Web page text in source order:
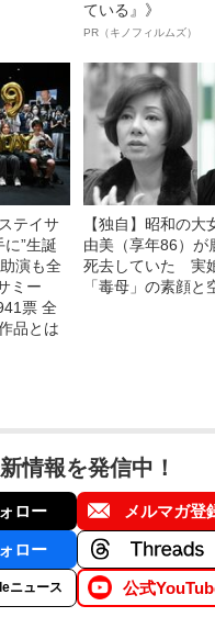
ている』》
PR（キノフィルムズ）
テイサ
に”生誕
演も全
ミー
票 全
品とは
【独自】昭和の大
由美（享年86）が
死去していた 実
「毒母」の素顔と
情報を発信中！
ロー メルマガ登
ロー
ニュース 公式